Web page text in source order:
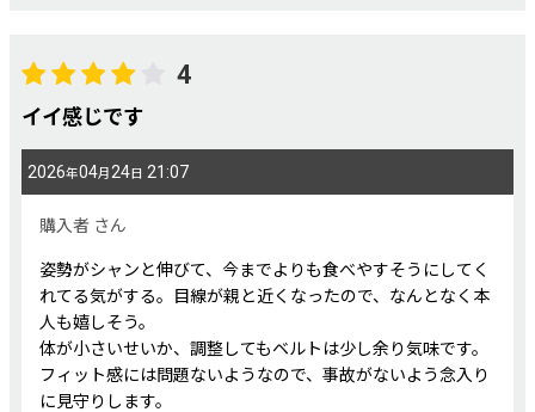
4
イイ感じです
2026年04月 24日 21:07
購入者 さん
姿勢がシャンと伸びて、今までよりも食べやすそうにしてく
れてる気がする。目線が親と近くなったので、なんとなく本
人も嬉しそう。
体が小さいせいか、調整してもベルトは少し余り気味です。
フィット感には問題ないようなので、事故がないよう念入り
に見守りします。